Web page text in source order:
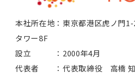
本社所在地：東京都港区虎ノ門
タワー8F
設立 ：2000年4月
代表者 ：代表取締役 高橋